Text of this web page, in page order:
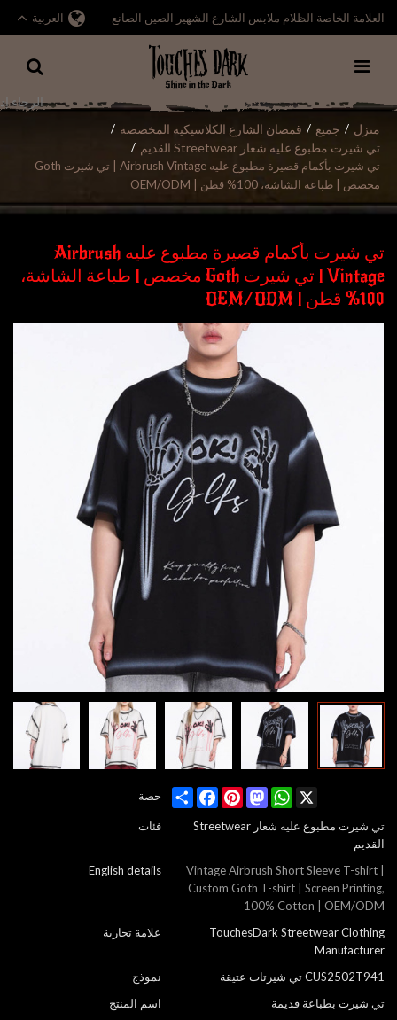
العلامة الخاصة الظلام ملابس الشارع الشهير الصين الصانع العربية
منزل / جميع / قمصان الشارع الكلاسيكية المخصصة /
تي شيرت مطبوع عليه شعار Streetwear القديم
/
تي شيرت بأكمام قصيرة مطبوع عليه Airbrush Vintage | تي شيرت Goth
مخصص | طباعة الشاشة، 100% قطن | OEM/ODM
تي شيرت بأكمام قصيرة مطبوع عليه Airbrush
Vintage | تي شيرت Goth مخصص | طباعة الشاشة،
100% قطن | OEM/ODM
حصة Share
FacebookPinterest
Mastodon
WhatsApp X
فئات
تي شيرت مطبوع عليه شعار Streetwear
القديم
English details
Vintage Airbrush Short Sleeve T-shirt |
Custom Goth T-shirt | Screen Printing,
100% Cotton | OEM/ODM
علامة تجارية
TouchesDark Streetwear Clothing
Manufacturer
نموذج
CUS2502T941 تي شيرتات عتيقة
اسم المنتج
تي شيرت بطباعة قديمة